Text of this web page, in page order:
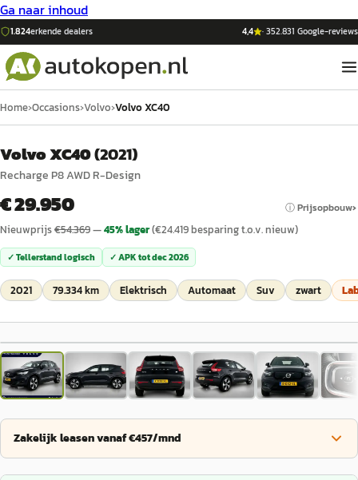
Ga naar inhoud
1.824erkende dealers 4,4 ·352.831 Google-reviews
Home›Occasions›Volvo›Volvo XC40
Volvo XC40(2021)
Recharge P8 AWD R-Design
€ 29.950 ⓘ Prijsopbouw
Nieuwprijs€54.369—45% lager(€24.419besparing t.o.v. nieuw)
✓ Tellerstand logisch ✓ APK totdec 2026
2021 79.334 km Elektrisch Automaat Suv zwart
1/36
Zakelijk leasen vanaf €457/mnd